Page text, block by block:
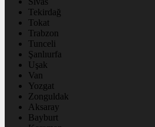
Tekirdağ
Tokat
Trabzon
Tunceli
Şanlıurfa
Uşak
Van
Yozgat
Zonguldak
Aksaray
Bayburt